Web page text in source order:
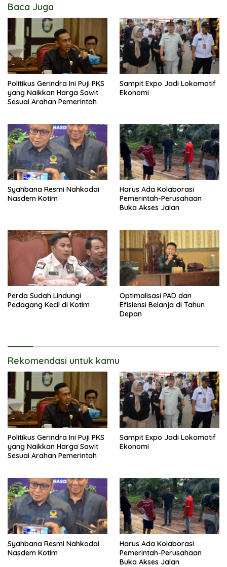
Baca Juga
Politikus Gerindra Ini Puji PKS
yang Naikkan Harga Sawit
Sesuai Arahan Pemerintah
Sampit Expo Jadi Lokomotif
Ekonomi
Syahbana Resmi Nahkodai
Nasdem Kotim
Harus Ada Kolaborasi
Pemerintah-Perusahaan
Buka Akses Jalan
Perda Sudah Lindungi
Pedagang Kecil di Kotim
Optimalisasi PAD dan
Efisiensi Belanja di Tahun
Depan
Rekomendasi untuk kamu
Politikus Gerindra Ini Puji PKS
yang Naikkan Harga Sawit
Sesuai Arahan Pemerintah
Sampit Expo Jadi Lokomotif
Ekonomi
Syahbana Resmi Nahkodai
Nasdem Kotim
Harus Ada Kolaborasi
Pemerintah-Perusahaan
Buka Akses Jalan